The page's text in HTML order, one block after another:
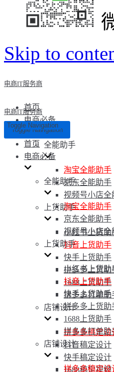
Skip to
电商IT服务商
首页
电商必备
全能助手
淘宝全能助手
京东全能助手
视频号小店全
上货助手
小红书上货助
抖音上货助手
快手上货助手
拼多多上货助
1688上货助手
拼多多打单助
店铺设计
拼多多稿定设
抖音稿定设计
快手稿定设计
1688稿定视频
电商IT服务商
Toggle Navigation
Toggle Navigation
首页
电商必备
全能助手
淘宝全能助手
京东全能助手
视频号小店全
上货助手
小红书上货助
抖音上货助手
快手上货助手
拼多多上货助
1688上货助手
拼多多打单助
店铺设计
拼多多稿定设